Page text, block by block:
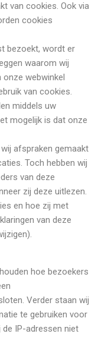
van cookies. Ook via
cookies
bezoekt, wordt er
waarom wij
onze webwinkel
van cookies.
middels uw
mogelijk is dat onze
afspraken gemaakt
Toch hebben wij
van deze
zij deze uitlezen.
en hoe zij met
van deze
hoe bezoekers
Verder staan wij
te gebruiken voor
IP-adressen niet